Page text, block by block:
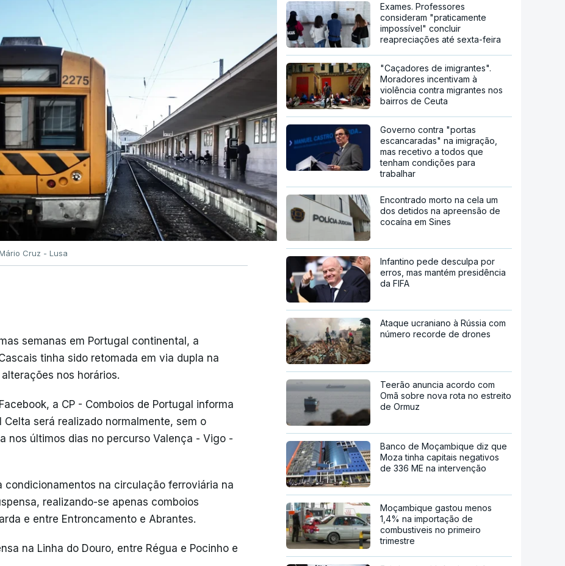
Cruz - Lusa
semanas em Portugal continental, a
tinha sido retomada em via dupla na
nos horários.
a CP - Comboios de Portugal informa
será realizado normalmente, sem o
nos últimos dias no percurso Valença - Vigo -
condicionamentos na circulação ferroviária na
realizando-se apenas comboios
e entre Entroncamento e Abrantes.
na Linha do Douro, entre Régua e Pocinho e
Exames. Professores
consideram "praticamente
impossível" concluir
reapreciações até sexta-feira
"Caçadores de imigrantes".
Moradores incentivam à
violência contra migrantes nos
bairros de Ceuta
Governo contra "portas
escancaradas" na imigração,
mas recetivo a todos que
tenham condições para
trabalhar
Encontrado morto na cela um
dos detidos na apreensão de
cocaína em Sines
Infantino pede desculpa por
erros, mas mantém presidência
da FIFA
Ataque ucraniano à Rússia com
número recorde de drones
Teerão anuncia acordo com
Omã sobre nova rota no estreito
de Ormuz
Banco de Moçambique diz que
Moza tinha capitais negativos
de 336 ME na intervenção
Moçambique gastou menos
1,4% na importação de
combustiveis no primeiro
trimestre